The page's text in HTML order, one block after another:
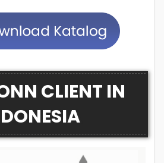
CLIENT IN